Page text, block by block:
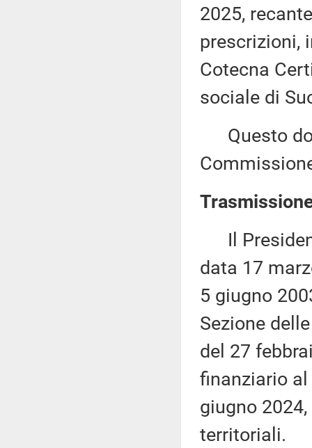
2025,
prescrizioni,
Cotecna
sociale di
Questo
Il
data 17
5 giugno
Sezione
del 27
finanziario al
giugno
territoriali.